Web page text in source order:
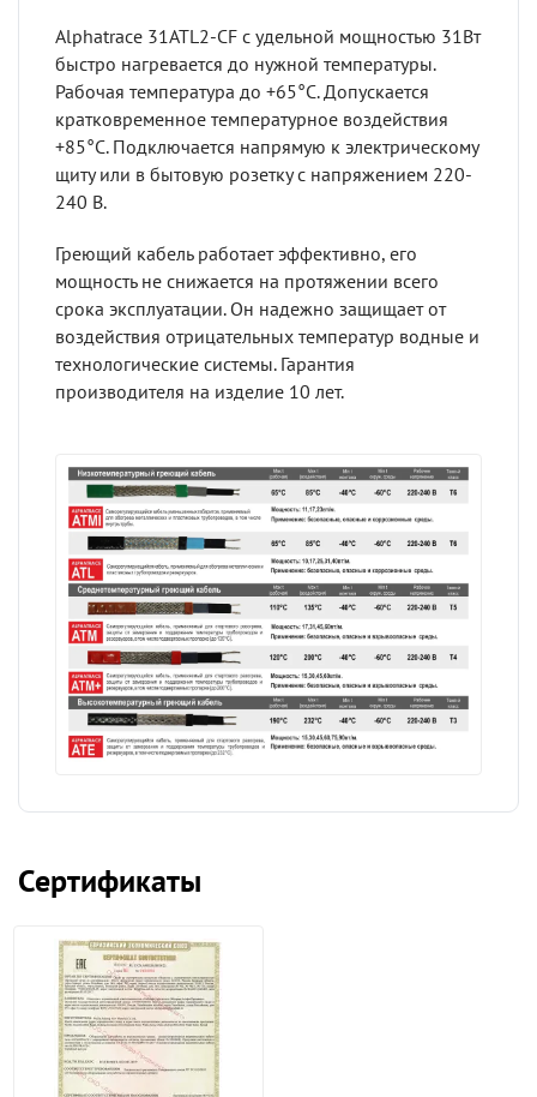
Alphatrace 31ATL2-CF с удельной мощностью 31Вт
быстро нагревается до нужной температуры.
Рабочая температура до +65°C. Допускается
кратковременное температурное воздействия
+85°C. Подключается напрямую к электрическому
щиту или в бытовую розетку с напряжением 220-
240 В.
Греющий кабель работает эффективно, его
мощность не снижается на протяжении всего
срока эксплуатации. Он надежно защищает от
воздействия отрицательных температур водные и
технологические системы. Гарантия
производителя на изделие 10 лет.
Сертификаты